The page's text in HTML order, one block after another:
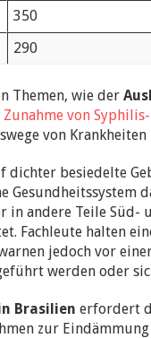
350
290
Themen, wie der
von
von Krankheiten
dichter besiedelte
in andere Teile Süd-
Fachleute halten
jedoch vor
werden oder
Brasilien erfordert
zur